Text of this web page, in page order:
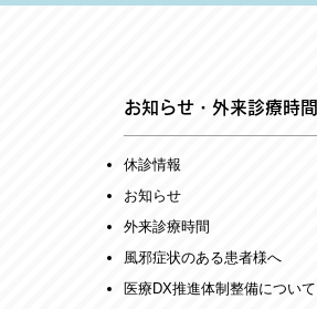
お知らせ・外来診療時間
​休診情報
お知らせ
外来診療時間
風邪症状のある患者様へ
医療DX推進体制整備について